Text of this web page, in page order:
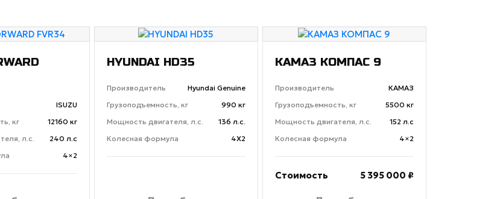
ISUZU
кг
12160 кг
л.с.
240 л.с
4×2
HYUNDAI HD35
Производитель
Hyundai Genuine
Грузоподъемность, кг
990 кг
Мощность двигателя, л.с.
136 л.с.
Колесная формула
4X2
КАМАЗ КОМПАС 9
Производитель
КАМАЗ
Грузоподъемность, кг
5500 кг
Мощность двигателя, л.с.
152 л.с
Колесная формула
4×2
Стоимость 5 395 000 ₽